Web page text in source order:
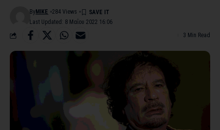
Last Updated: 8 Μαΐου 2022 16:06
By MIKE 284 Views
3 Min Read